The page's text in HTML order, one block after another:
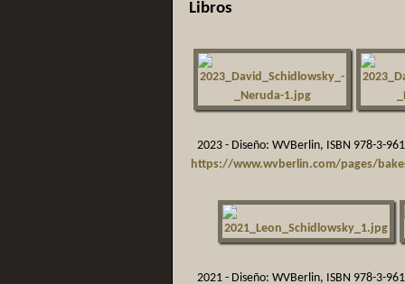
Libros
2023 - Diseño: WVBerlin, ISBN 978-3-
https://www.wvberlin.com/pages/
2021 - Diseño: WVBerlin, ISBN 978-3-